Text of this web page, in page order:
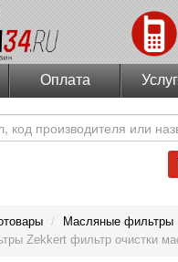
Оплата
/ Масляные фильтры
Zekkert фильтр очистки